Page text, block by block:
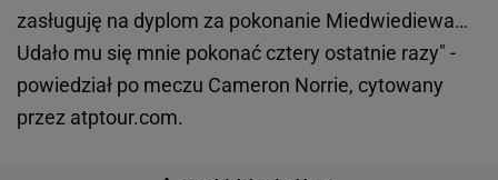
zasługuję na dyplom za pokonanie Miedwiediewa…
Udało mu się mnie pokonać cztery ostatnie razy" -
powiedział po meczu Cameron Norrie, cytowany
przez atptour.com.